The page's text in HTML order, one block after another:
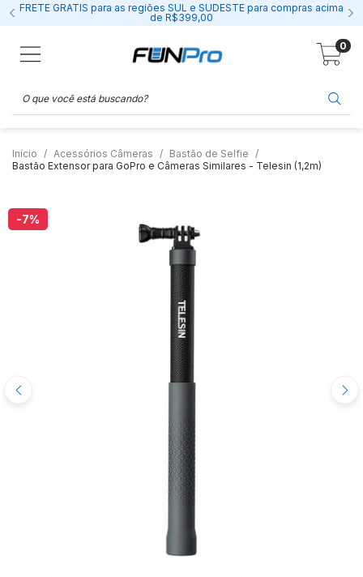
FRETE GRÁTIS para as regiões SUL e SUDESTE para compras acima
de R$399,00
0
Início Acessórios Câmeras
Bastão de Selfie
Bastão Extensor para GoPro e Câmeras Similares - Telesin (1,2m)
-7%